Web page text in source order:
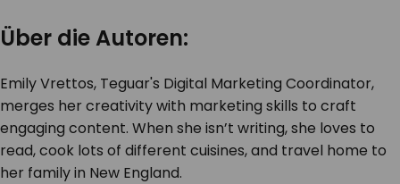
Über die Autoren:
Emily Vrettos, Teguar's Digital Marketing Coordinator,
merges her creativity with marketing skills to craft
engaging content. When she isn’t writing, she loves to
read, cook lots of different cuisines, and travel home to
her family in New England.